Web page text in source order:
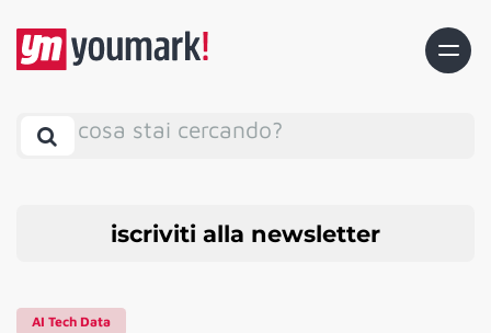
cosa stai cercando?
iscriviti alla newsletter
AI Tech Data